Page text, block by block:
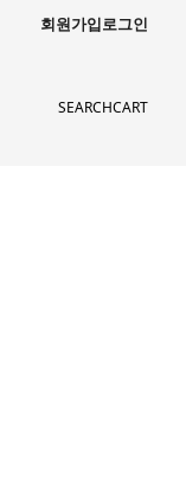
회원가입로그인
SEARCHCART